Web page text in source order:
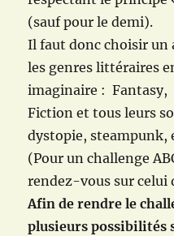
(sauf pour le demi).
Il faut donc choisir un
les genres littéraires
imaginaire : Fantasy,
Fiction et tous leurs
dystopie, steampunk,
(Pour un challenge
rendez-vous sur celui
Afin de rendre le
plusieurs possibilités